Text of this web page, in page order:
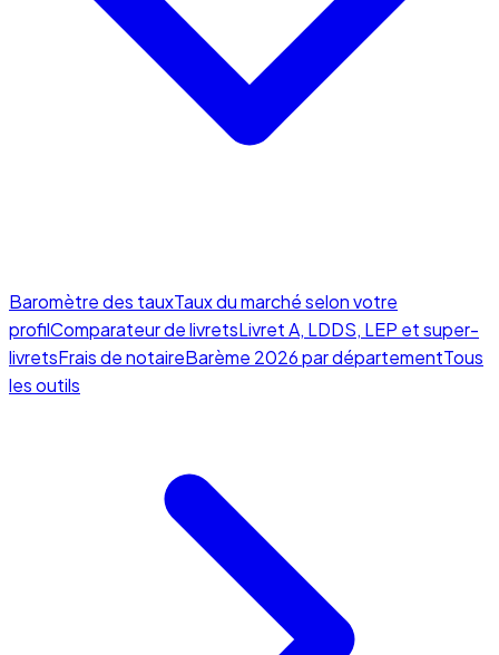
Baromètre des tauxTaux du marché selon votre
profilComparateur de livretsLivret A, LDDS, LEP et super-
livretsFrais de notaireBarème 2026 par départementTous
les outils